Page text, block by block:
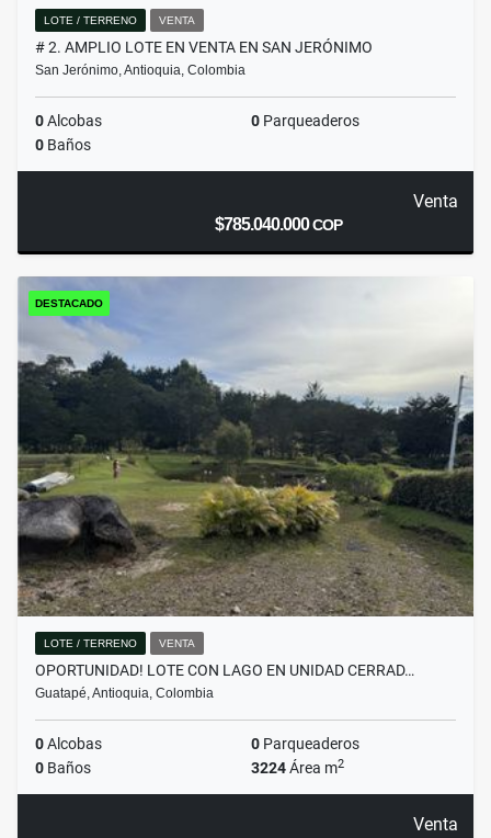
LOTE / TERRENO VENTA
# 2. AMPLIO LOTE EN VENTA EN SAN JERÓNIMO
San Jerónimo, Antioquia, Colombia
0Alcobas 0 Parqueaderos
0 Baños
Venta
$785.040.000COP
DESTACADO
LOTE / TERRENO VENTA
OPORTUNIDAD! LOTE CON LAGO EN UNIDAD CERRAD…
Guatapé, Antioquia, Colombia
0Alcobas 0 Parqueaderos
0 Baños 3224Área m2
Venta